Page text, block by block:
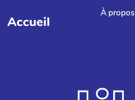
Aller au contenu principal
Accueil
À propos